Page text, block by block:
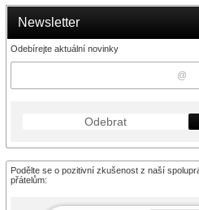
Newsletter
Odebírejte aktuální novinky
Odebrat
Podělte se o pozitivní zkušenost z naší
přátelům: